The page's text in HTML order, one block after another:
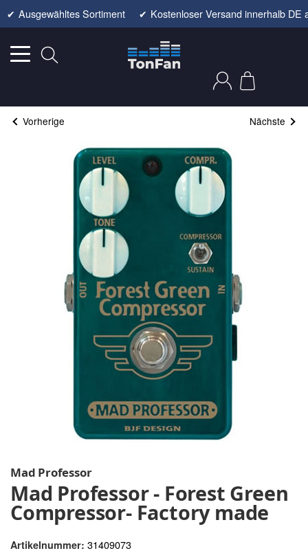
✔ Ausgewähltes Sortiment ✔ Kostenloser Versand innerhalb DE
Vorherige Nächste
Mad Professor
Mad Professor - Forest Green
Compressor- Factory made
Artikelnummer: 31409073